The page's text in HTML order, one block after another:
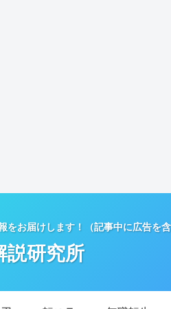
をお届けします！（記事中に広告を
説研究所